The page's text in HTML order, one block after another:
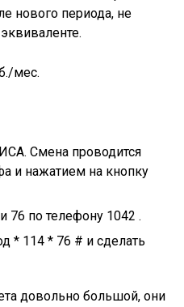
нового периода, не
мес.
Смена проводится
и нажатием на кнопку
76 по телефону 1042 .
* 114 * 76 # и сделать
довольно большой, они